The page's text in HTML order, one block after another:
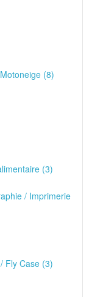
(8)
(3)
/ Imprimerie
Fly Case (3)